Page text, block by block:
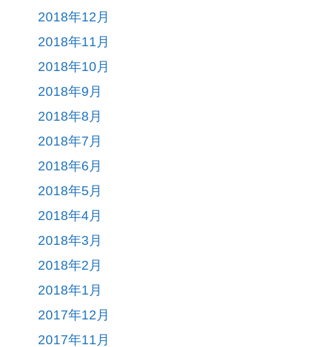
2018年12月
2018年11月
2018年10月
2018年9月
2018年8月
2018年7月
2018年6月
2018年5月
2018年4月
2018年3月
2018年2月
2018年1月
2017年12月
2017年11月